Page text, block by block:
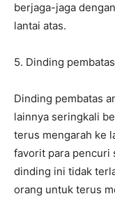
berjaga-jaga
lantai atas.
5. Dinding
Dinding pembatas
lainnya seringkali
terus mengarah ke
favorit para pencuri
dinding ini tidak
orang untuk terus